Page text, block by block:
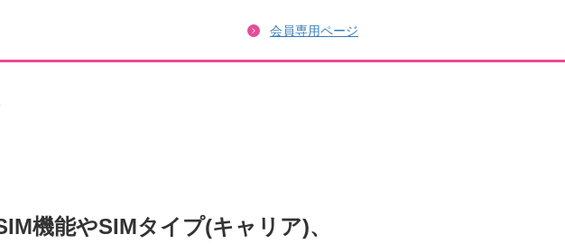
会員専用ページ
機能やSIMタイプ(キャリア)、